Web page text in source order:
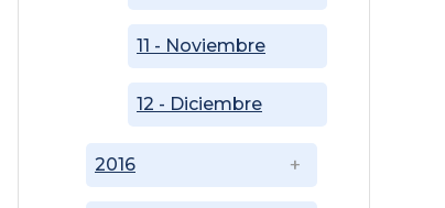
11 - Noviembre
12 - Diciembre
2016